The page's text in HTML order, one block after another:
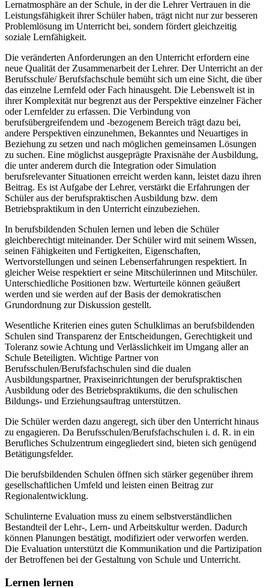
Lernatmosphäre an der Schule, in der die Lehrer Vertrauen in die
Leistungsfähigkeit ihrer Schüler haben, trägt nicht nur zur besseren
Problemlösung im Unterricht bei, sondern fördert gleichzeitig
soziale Lernfähigkeit.
Die veränderten Anforderungen an den Unterricht erfordern eine
neue Qualität der Zusammenarbeit der Lehrer. Der Unterricht an der
Berufsschule/ Berufsfachschule bemüht sich um eine Sicht, die über
das einzelne Lernfeld oder Fach hinausgeht. Die Lebenswelt ist in
ihrer Komplexität nur begrenzt aus der Perspektive einzelner Fächer
oder Lernfelder zu erfassen. Die Verbindung von
berufsübergreifendem und -bezogenem Bereich trägt dazu bei,
andere Perspektiven einzunehmen, Bekanntes und Neuartiges in
Beziehung zu setzen und nach möglichen gemeinsamen Lösungen
zu suchen. Eine möglichst ausgeprägte Praxisnähe der Ausbildung,
die unter anderem durch die Integration oder Simulation
berufsrelevanter Situationen erreicht werden kann, leistet dazu ihren
Beitrag. Es ist Aufgabe der Lehrer, verstärkt die Erfahrungen der
Schüler aus der berufspraktischen Ausbildung bzw. dem
Betriebspraktikum in den Unterricht einzubeziehen.
In berufsbildenden Schulen lernen und leben die Schüler
gleichberechtigt miteinander. Der Schüler wird mit seinem Wissen,
seinen Fähigkeiten und Fertigkeiten, Eigenschaften,
Wertvorstellungen und seinen Lebenserfahrungen respektiert. In
gleicher Weise respektiert er seine Mitschülerinnen und Mitschüler.
Unterschiedliche Positionen bzw. Werturteile können geäußert
werden und sie werden auf der Basis der demokratischen
Grundordnung zur Diskussion gestellt.
Wesentliche Kriterien eines guten Schulklimas an berufsbildenden
Schulen sind Transparenz der Entscheidungen, Gerechtigkeit und
Toleranz sowie Achtung und Verlässlichkeit im Umgang aller an
Schule Beteiligten. Wichtige Partner von
Berufsschulen/Berufsfachschulen sind die dualen
Ausbildungspartner, Praxiseinrichtungen der berufspraktischen
Ausbildung oder des Betriebspraktikums, die den schulischen
Bildungs- und Erziehungsauftrag unterstützen.
Die Schüler werden dazu angeregt, sich über den Unterricht hinaus
zu engagieren. Da Berufsschulen/Berufsfachschulen i. d. R. in ein
Berufliches Schulzentrum eingegliedert sind, bieten sich genügend
Betätigungsfelder.
Die berufsbildenden Schulen öffnen sich stärker gegenüber ihrem
gesellschaftlichen Umfeld und leisten einen Beitrag zur
Regionalentwicklung.
Schulinterne Evaluation muss zu einem selbstverständlichen
Bestandteil der Lehr-, Lern- und Arbeitskultur werden. Dadurch
können Planungen bestätigt, modifiziert oder verworfen werden.
Die Evaluation unterstützt die Kommunikation und die Partizipation
der Betroffenen bei der Gestaltung von Schule und Unterricht.
Lernen lernen